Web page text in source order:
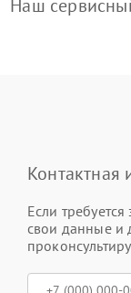
Наш
Если требуется
свои данные и